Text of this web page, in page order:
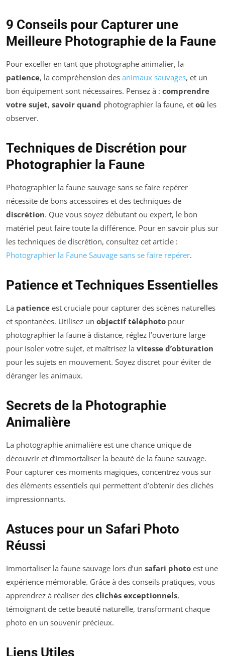
9 Conseils pour Capturer une
Meilleure Photographie de la Faune
Pour exceller en tant que photographe animalier, la
patience, la compréhension des animaux sauvages, et un
bon équipement sont nécessaires. Pensez à : comprendre
votre sujet, savoir quand photographier la faune, et où les
observer.
Techniques de Discrétion pour
Photographier la Faune
Photographier la faune sauvage sans se faire repérer
nécessite de bons accessoires et des techniques de
discrétion. Que vous soyez débutant ou expert, le bon
matériel peut faire toute la différence. Pour en savoir plus sur
les techniques de discrétion, consultez cet article :
Photographier la Faune Sauvage sans se faire repérer.
Patience et Techniques Essentielles
La patience est cruciale pour capturer des scènes naturelles
et spontanées. Utilisez un objectif téléphoto pour
photographier la faune à distance, réglez l’ouverture large
pour isoler votre sujet, et maîtrisez la vitesse d’obturation
pour les sujets en mouvement. Soyez discret pour éviter de
déranger les animaux.
Secrets de la Photographie
Animalière
La photographie animalière est une chance unique de
découvrir et d’immortaliser la beauté de la faune sauvage.
Pour capturer ces moments magiques, concentrez-vous sur
des éléments essentiels qui permettent d’obtenir des clichés
impressionnants.
Astuces pour un Safari Photo
Réussi
Immortaliser la faune sauvage lors d’un safari photo est une
expérience mémorable. Grâce à des conseils pratiques, vous
apprendrez à réaliser des clichés exceptionnels,
témoignant de cette beauté naturelle, transformant chaque
photo en un souvenir précieux.
Liens Utiles